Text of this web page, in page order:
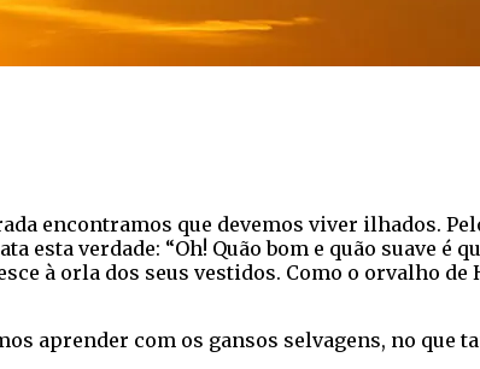
encontramos que devemos viver ilhados.
esta verdade: “Oh! Quão bom e quão suave
à orla dos seus vestidos. Como o orvalho
aprender com os gansos selvagens, no que